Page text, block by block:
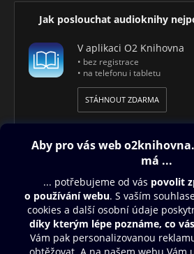
Jak poslouchat audioknihy
V aplikaci O2 Knihovna
• bez registrace
• na telefonu i tabletu
STÁHNOUT ZDARMA
Obsah ke stažení
Moje O2 Knihovna
Další zábava